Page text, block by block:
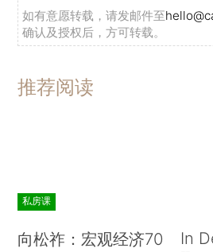
如有意愿转载，请发邮件至
确认及授权后，方可转载。
推荐阅读
私房课
向松祚：宏观经济70
In